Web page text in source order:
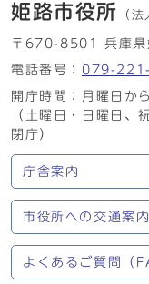
姫路市役所 （法
〒670-8501 兵庫県
電話番号： 079-
開庁時間：月曜日か
（土曜日・日曜日
閉庁）
庁舎案内
市役所への交通案内
よくあるご質問（